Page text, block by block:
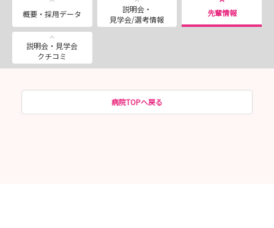
概要・採用データ
説明会・
見学会/選考情報
先輩情報
説明会・見学会
クチコミ
病院TOPへ戻る